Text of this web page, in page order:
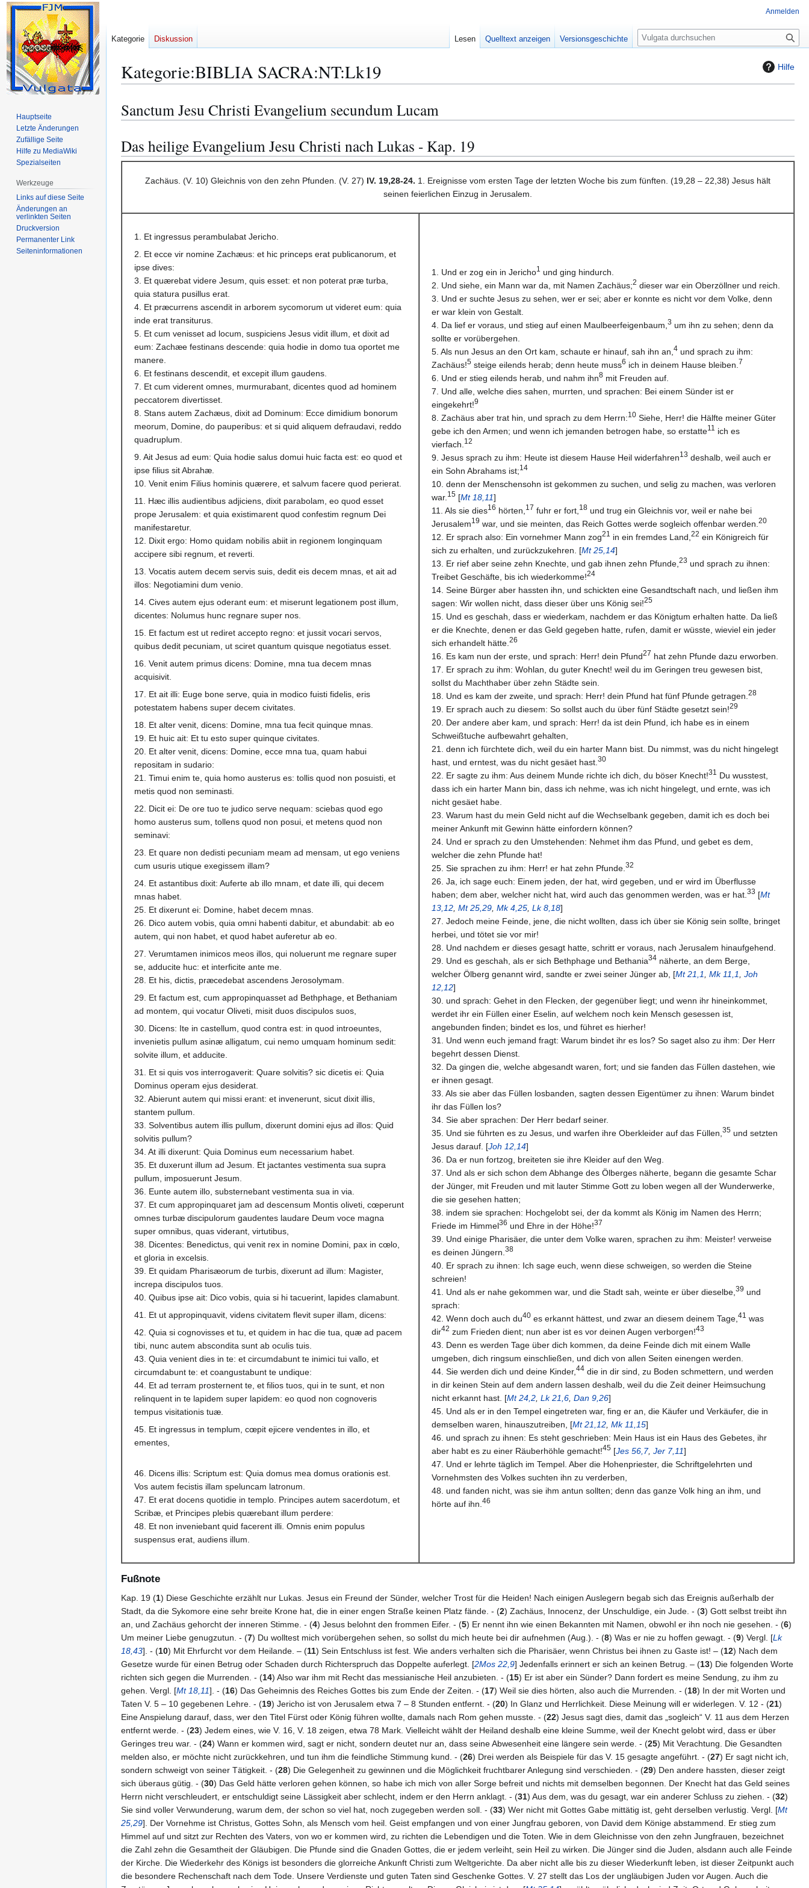
Hilfe
Kategorie:BIBLIA SACRA:NT:Lk19
Zur
Navigation
Zur
Suche
Sanctum Jesu Christi Evangelium secundum Lucam
Das heilige Evangelium Jesu Christi nach Lukas - Kap. 19
Zachäus. (V. 10) Gleichnis von den zehn Pfunden. (V. 27) IV. 19,28-24. 1. Ereignisse vom ersten Tage der letzten Woche bis zum fünften. (19,28 – 22,38) Jesus hält
seinen feierlichen Einzug in Jerusalem.
1. Et ingressus perambulabat Jericho.
2. Et ecce vir nomine Zachæus: et hic princeps erat publicanorum, et
ipse dives:
3. Et quærebat videre Jesum, quis esset: et non poterat præ turba,
quia statura pusillus erat.
4. Et præcurrens ascendit in arborem sycomorum ut videret eum: quia
inde erat transiturus.
5. Et cum venisset ad locum, suspiciens Jesus vidit illum, et dixit ad
eum: Zachæe festinans descende: quia hodie in domo tua oportet me
manere.
6. Et festinans descendit, et excepit illum gaudens.
7. Et cum viderent omnes, murmurabant, dicentes quod ad hominem
peccatorem divertisset.
8. Stans autem Zachæus, dixit ad Dominum: Ecce dimidium bonorum
meorum, Domine, do pauperibus: et si quid aliquem defraudavi, reddo
quadruplum.
9. Ait Jesus ad eum: Quia hodie salus domui huic facta est: eo quod et
ipse filius sit Abrahæ.
10. Venit enim Filius hominis quærere, et salvum facere quod perierat.
11. Hæc illis audientibus adjiciens, dixit parabolam, eo quod esset
prope Jerusalem: et quia existimarent quod confestim regnum Dei
manifestaretur.
12. Dixit ergo: Homo quidam nobilis abiit in regionem longinquam
accipere sibi regnum, et reverti.
13. Vocatis autem decem servis suis, dedit eis decem mnas, et ait ad
illos: Negotiamini dum venio.
14. Cives autem ejus oderant eum: et miserunt legationem post illum,
dicentes: Nolumus hunc regnare super nos.
15. Et factum est ut rediret accepto regno: et jussit vocari servos,
quibus dedit pecuniam, ut sciret quantum quisque negotiatus esset.
16. Venit autem primus dicens: Domine, mna tua decem mnas
acquisivit.
17. Et ait illi: Euge bone serve, quia in modico fuisti fidelis, eris
potestatem habens super decem civitates.
18. Et alter venit, dicens: Domine, mna tua fecit quinque mnas.
19. Et huic ait: Et tu esto super quinque civitates.
20. Et alter venit, dicens: Domine, ecce mna tua, quam habui
repositam in sudario:
21. Timui enim te, quia homo austerus es: tollis quod non posuisti, et
metis quod non seminasti.
22. Dicit ei: De ore tuo te judico serve nequam: sciebas quod ego
homo austerus sum, tollens quod non posui, et metens quod non
seminavi:
23. Et quare non dedisti pecuniam meam ad mensam, ut ego veniens
cum usuris utique exegissem illam?
24. Et astantibus dixit: Auferte ab illo mnam, et date illi, qui decem
mnas habet.
25. Et dixerunt ei: Domine, habet decem mnas.
26. Dico autem vobis, quia omni habenti dabitur, et abundabit: ab eo
autem, qui non habet, et quod habet auferetur ab eo.
27. Verumtamen inimicos meos illos, qui noluerunt me regnare super
se, adducite huc: et interficite ante me.
28. Et his, dictis, præcedebat ascendens Jerosolymam.
29. Et factum est, cum appropinquasset ad Bethphage, et Bethaniam
ad montem, qui vocatur Oliveti, misit duos discipulos suos,
30. Dicens: Ite in castellum, quod contra est: in quod introeuntes,
invenietis pullum asinæ alligatum, cui nemo umquam hominum sedit:
solvite illum, et adducite.
31. Et si quis vos interrogaverit: Quare solvitis? sic dicetis ei: Quia
Dominus operam ejus desiderat.
32. Abierunt autem qui missi erant: et invenerunt, sicut dixit illis,
stantem pullum.
33. Solventibus autem illis pullum, dixerunt domini ejus ad illos: Quid
solvitis pullum?
34. At illi dixerunt: Quia Dominus eum necessarium habet.
35. Et duxerunt illum ad Jesum. Et jactantes vestimenta sua supra
pullum, imposuerunt Jesum.
36. Eunte autem illo, substernebant vestimenta sua in via.
37. Et cum appropinquaret jam ad descensum Montis oliveti, cœperunt
omnes turbæ discipulorum gaudentes laudare Deum voce magna
super omnibus, quas viderant, virtutibus,
38. Dicentes: Benedictus, qui venit rex in nomine Domini, pax in cœlo,
et gloria in excelsis.
39. Et quidam Pharisæorum de turbis, dixerunt ad illum: Magister,
increpa discipulos tuos.
40. Quibus ipse ait: Dico vobis, quia si hi tacuerint, lapides clamabunt.
41. Et ut appropinquavit, videns civitatem flevit super illam, dicens:
42. Quia si cognovisses et tu, et quidem in hac die tua, quæ ad pacem
tibi, nunc autem abscondita sunt ab oculis tuis.
43. Quia venient dies in te: et circumdabunt te inimici tui vallo, et
circumdabunt te: et coangustabunt te undique:
44. Et ad terram prosternent te, et filios tuos, qui in te sunt, et non
relinquent in te lapidem super lapidem: eo quod non cognoveris
tempus visitationis tuæ.
45. Et ingressus in templum, cœpit ejicere vendentes in illo, et
ementes,
46. Dicens illis: Scriptum est: Quia domus mea domus orationis est.
Vos autem fecistis illam speluncam latronum.
47. Et erat docens quotidie in templo. Principes autem sacerdotum, et
Scribæ, et Principes plebis quærebant illum perdere:
48. Et non inveniebant quid facerent illi. Omnis enim populus
suspensus erat, audiens illum.
1. Und er zog ein in Jericho1
und ging hindurch.
2. Und siehe, ein Mann war da, mit Namen Zachäus;2 dieser war ein Oberzöllner und reich.
3. Und er suchte Jesus zu sehen, wer er sei; aber er konnte es nicht vor dem Volke, denn
er war klein von Gestalt.
4. Da lief er voraus, und stieg auf einen Maulbeerfeigenbaum, 3 um ihn zu sehen; denn da
sollte er vorübergehen.
5. Als nun Jesus an den Ort kam, schaute er hinauf, sah ihn an, 4 und sprach zu ihm:
Zachäus!5 steige eilends herab; denn heute muss6 ich in deinem Hause bleiben. 7
6. Und er stieg eilends herab, und nahm ihn8 mit Freuden auf.
7. Und alle, welche dies sahen, murrten, und sprachen: Bei einem Sünder ist er
eingekehrt!9
8. Zachäus aber trat hin, und sprach zu dem Herrn:10 Siehe, Herr! die Hälfte meiner Güter
gebe ich den Armen; und wenn ich jemanden betrogen habe, so erstatte11
ich es
vierfach. 12
9. Jesus sprach zu ihm: Heute ist diesem Hause Heil widerfahren13 deshalb, weil auch er
ein Sohn Abrahams ist;14
10. denn der Menschensohn ist gekommen zu suchen, und selig zu machen, was verloren
war. 15 [Mt 18,11]
11. Als sie dies16 hörten, 17 fuhr er fort, 18 und trug ein Gleichnis vor, weil er nahe bei
Jerusalem19 war, und sie meinten, das Reich Gottes werde sogleich offenbar werden. 20
12. Er sprach also: Ein vornehmer Mann zog21 in ein fremdes Land, 22 ein Königreich für
sich zu erhalten, und zurückzukehren. [Mt 25,14]
13. Er rief aber seine zehn Knechte, und gab ihnen zehn Pfunde, 23 und sprach zu ihnen:
Treibet Geschäfte, bis ich wiederkomme!24
14. Seine Bürger aber hassten ihn, und schickten eine Gesandtschaft nach, und ließen ihm
sagen: Wir wollen nicht, dass dieser über uns König sei!25
15. Und es geschah, dass er wiederkam, nachdem er das Königtum erhalten hatte. Da ließ
er die Knechte, denen er das Geld gegeben hatte, rufen, damit er wüsste, wieviel ein jeder
sich erhandelt hätte. 26
16. Es kam nun der erste, und sprach: Herr! dein Pfund27 hat zehn Pfunde dazu erworben.
17. Er sprach zu ihm: Wohlan, du guter Knecht! weil du im Geringen treu gewesen bist,
sollst du Machthaber über zehn Städte sein.
18. Und es kam der zweite, und sprach: Herr! dein Pfund hat fünf Pfunde getragen. 28
19. Er sprach auch zu diesem: So sollst auch du über fünf Städte gesetzt sein!29
20. Der andere aber kam, und sprach: Herr! da ist dein Pfund, ich habe es in einem
Schweißtuche aufbewahrt gehalten,
21. denn ich fürchtete dich, weil du ein harter Mann bist. Du nimmst, was du nicht hingelegt
hast, und erntest, was du nicht gesäet hast. 30
22. Er sagte zu ihm: Aus deinem Munde richte ich dich, du böser Knecht!31
Du wusstest,
dass ich ein harter Mann bin, dass ich nehme, was ich nicht hingelegt, und ernte, was ich
nicht gesäet habe.
23. Warum hast du mein Geld nicht auf die Wechselbank gegeben, damit ich es doch bei
meiner Ankunft mit Gewinn hätte einfordern können?
24. Und er sprach zu den Umstehenden: Nehmet ihm das Pfund, und gebet es dem,
welcher die zehn Pfunde hat!
25. Sie sprachen zu ihm: Herr! er hat zehn Pfunde. 32
26. Ja, ich sage euch: Einem jeden, der hat, wird gegeben, und er wird im Überflusse
haben; dem aber, welcher nicht hat, wird auch das genommen werden, was er hat. 33 [Mt
13,12 Mt 25,29 Mk 4,25 Lk 8,18]
27. Jedoch meine Feinde, jene, die nicht wollten, dass ich über sie König sein sollte, bringet
herbei, und tötet sie vor mir!
28. Und nachdem er dieses gesagt hatte, schritt er voraus, nach Jerusalem hinaufgehend.
29. Und es geschah, als er sich Bethphage und Bethania34 näherte, an dem Berge,
welcher Ölberg genannt wird, sandte er zwei seiner Jünger ab, [Mt 21,1 Mk 11,1
Joh
12,12]
30. und sprach: Gehet in den Flecken, der gegenüber liegt; und wenn ihr hineinkommet,
werdet ihr ein Füllen einer Eselin, auf welchem noch kein Mensch gesessen ist,
angebunden finden; bindet es los, und führet es hierher!
31. Und wenn euch jemand fragt: Warum bindet ihr es los? So saget also zu ihm: Der Herr
begehrt dessen Dienst.
32. Da gingen die, welche abgesandt waren, fort; und sie fanden das Füllen dastehen, wie
er ihnen gesagt.
33. Als sie aber das Füllen losbanden, sagten dessen Eigentümer zu ihnen: Warum bindet
ihr das Füllen los?
34. Sie aber sprachen: Der Herr bedarf seiner.
35. Und sie führten es zu Jesus, und warfen ihre Oberkleider auf das Füllen, 35 und setzten
Jesus darauf. [Joh 12,14]
36. Da er nun fortzog, breiteten sie ihre Kleider auf den Weg.
37. Und als er sich schon dem Abhange des Ölberges näherte, begann die gesamte Schar
der Jünger, mit Freuden und mit lauter Stimme Gott zu loben wegen all der Wunderwerke,
die sie gesehen hatten;
38. indem sie sprachen: Hochgelobt sei, der da kommt als König im Namen des Herrn;
Friede im Himmel36 und Ehre in der Höhe!37
39. Und einige Pharisäer, die unter dem Volke waren, sprachen zu ihm: Meister! verweise
es deinen Jüngern. 38
40. Er sprach zu ihnen: Ich sage euch, wenn diese schweigen, so werden die Steine
schreien!
41. Und als er nahe gekommen war, und die Stadt sah, weinte er über dieselbe, 39 und
sprach:
42. Wenn doch auch du40 es erkannt hättest, und zwar an diesem deinem Tage, 41 was
dir42 zum Frieden dient; nun aber ist es vor deinen Augen verborgen!43
43. Denn es werden Tage über dich kommen, da deine Feinde dich mit einem Walle
umgeben, dich ringsum einschließen, und dich von allen Seiten einengen werden.
44. Sie werden dich und deine Kinder, 44 die in dir sind, zu Boden schmettern, und werden
in dir keinen Stein auf dem andern lassen deshalb, weil du die Zeit deiner Heimsuchung
nicht erkannt hast. [Mt 24,2 Lk 21,6 Dan 9,26]
45. Und als er in den Tempel eingetreten war, fing er an, die Käufer und Verkäufer, die in
demselben waren, hinauszutreiben, [Mt 21,12 Mk 11,15]
46. und sprach zu ihnen: Es steht geschrieben: Mein Haus ist ein Haus des Gebetes, ihr
aber habt es zu einer Räuberhöhle gemacht!45 [Jes 56,7, Jer 7,11]
47. Und er lehrte täglich im Tempel. Aber die Hohenpriester, die Schriftgelehrten und
Vornehmsten des Volkes suchten ihn zu verderben,
48. und fanden nicht, was sie ihm antun sollten; denn das ganze Volk hing an ihm, und
hörte auf ihn. 46
Fußnote
Kap. 19 (1) Diese Geschichte erzählt nur Lukas. Jesus ein Freund der Sünder, welcher Trost für die Heiden! Nach einigen Auslegern begab sich das Ereignis außerhalb der
Stadt, da die Sykomore eine sehr breite Krone hat, die in einer engen Straße keinen Platz fände. - (2) Zachäus, Innocenz, der Unschuldige, ein Jude. - (3) Gott selbst treibt ihn
an, und Zachäus gehorcht der inneren Stimme. - (4) Jesus belohnt den frommen Eifer. - (5) Er nennt ihn wie einen Bekannten mit Namen, obwohl er ihn noch nie gesehen. - (6)
Um meiner Liebe genugzutun. - (7) Du wolltest mich vorübergehen sehen, so sollst du mich heute bei dir aufnehmen (Aug.). - (8) Was er nie zu hoffen gewagt. - (9) Vergl. [Lk
18,43]. - (10) Mit Ehrfurcht vor dem Heilande. – (11) Sein Entschluss ist fest. Wie anders verhalten sich die Pharisäer, wenn Christus bei ihnen zu Gaste ist! – (12) Nach dem
Gesetze wurde für einen Betrug oder Schaden durch Richterspruch das Doppelte auferlegt. [2Mos 22,9] Jedenfalls erinnert er sich an keinen Betrug. – (13) Die folgenden Worte
richten sich gegen die Murrenden. - (14) Also war ihm mit Recht das messianische Heil anzubieten. - (15) Er ist aber ein Sünder? Dann fordert es meine Sendung, zu ihm zu
gehen. Vergl. [Mt 18,11]. - (16) Das Geheimnis des Reiches Gottes bis zum Ende der Zeiten. - (17) Weil sie dies hörten, also auch die Murrenden. - (18) In der mit Worten und
Taten V. 5 – 10 gegebenen Lehre. - (19) Jericho ist von Jerusalem etwa 7 – 8 Stunden entfernt. - (20) In Glanz und Herrlichkeit. Diese Meinung will er widerlegen. V. 12 - (21)
Eine Anspielung darauf, dass, wer den Titel Fürst oder König führen wollte, damals nach Rom gehen musste. - (22) Jesus sagt dies, damit das „sogleich“ V. 11 aus dem Herzen
entfernt werde. - (23) Jedem eines, wie V. 16, V. 18 zeigen, etwa 78 Mark. Vielleicht wählt der Heiland deshalb eine kleine Summe, weil der Knecht gelobt wird, dass er über
Geringes treu war. - (24) Wann er kommen wird, sagt er nicht, sondern deutet nur an, dass seine Abwesenheit eine längere sein werde. - (25) Mit Verachtung. Die Gesandten
melden also, er möchte nicht zurückkehren, und tun ihm die feindliche Stimmung kund. - (26) Drei werden als Beispiele für das V. 15 gesagte angeführt. - (27) Er sagt nicht ich,
sondern schweigt von seiner Tätigkeit. - (28) Die Gelegenheit zu gewinnen und die Möglichkeit fruchtbarer Anlegung sind verschieden. - (29) Den andere hassten, dieser zeigt
sich überaus gütig. - (30) Das Geld hätte verloren gehen können, so habe ich mich von aller Sorge befreit und nichts mit demselben begonnen. Der Knecht hat das Geld seines
Herrn nicht verschleudert, er entschuldigt seine Lässigkeit aber schlecht, indem er den Herrn anklagt. - (31) Aus dem, was du gesagt, war ein anderer Schluss zu ziehen. - (32)
Sie sind voller Verwunderung, warum dem, der schon so viel hat, noch zugegeben werden soll. - (33) Wer nicht mit Gottes Gabe mittätig ist, geht derselben verlustig. Vergl. [Mt
25,29]. Der Vornehme ist Christus, Gottes Sohn, als Mensch vom heil. Geist empfangen und von einer Jungfrau geboren, von David dem Könige abstammend. Er stieg zum
Himmel auf und sitzt zur Rechten des Vaters, von wo er kommen wird, zu richten die Lebendigen und die Toten. Wie in dem Gleichnisse von den zehn Jungfrauen, bezeichnet
die Zahl zehn die Gesamtheit der Gläubigen. Die Pfunde sind die Gnaden Gottes, die er jedem verleiht, sein Heil zu wirken. Die Jünger sind die Juden, alsdann auch alle Feinde
der Kirche. Die Wiederkehr des Königs ist besonders die glorreiche Ankunft Christi zum Weltgerichte. Da aber nicht alle bis zu dieser Wiederkunft leben, ist dieser Zeitpunkt auch
die besondere Rechenschaft nach dem Tode. Unsere Verdienste und guten Taten sind Geschenke Gottes. V. 27 stellt das Los der ungläubigen Juden vor Augen. Auch die
Anmelden
Kategorie Diskussion Lesen Quelltext anzeigen Versionsgeschichte
S
u
e
Hauptseite
Letzte Änderungen
Zufällige Seite
Hilfe zu MediaWiki
Spezialseiten
Werkzeuge
Links auf diese Seite
Änderungen an
verlinkten Seiten
Druckversion
Permanenter Link
Seiten­­informationen